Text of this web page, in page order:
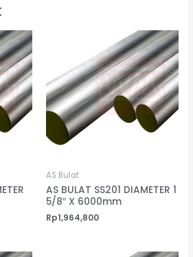
AS Bulat
AS BULAT SS201 DIAMETER 1
5/8″ X 6000mm
Rp1,964,800